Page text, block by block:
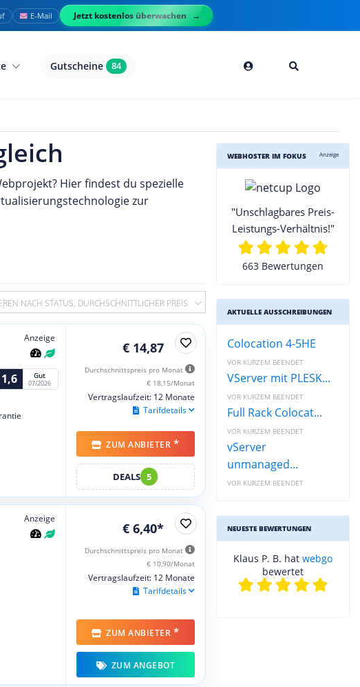
E-Mail Jetzt kostenlos überwachen
Gutscheine 84
Hier findest du spezielle
zur
NACH STATUS, DURCHSCHNITTLICHER PREIS
Anzeige
1,6 Gut
07/2026
€ 14,87
Durchschnittspreis pro Monat
€ 18,15/Monat
Vertragslaufzeit: 12 Monate
Tarifdetails
ZUM ANBIETER *
DEALS 5
Anzeige
€ 6,40*
Durchschnittspreis pro Monat
€ 10,90/Monat
Vertragslaufzeit: 12 Monate
Tarifdetails
ZUM ANBIETER *
ZUM ANGEBOT
WEBHOSTER IM FOKUS Anzeige
"Unschlagbares Preis-
Leistungs-Verhältnis!"
663 Bewertungen
AKTUELLE AUSSCHREIBUNGEN
Colocation 4-5HE
VOR KURZEM BEENDET
VServer mit PLESK...
VOR KURZEM BEENDET
Full Rack Colocat...
VOR KURZEM BEENDET
vServer
unmanaged...
VOR KURZEM BEENDET
NEUESTE BEWERTUNGEN
Klaus P. B. hat webgo
bewertet